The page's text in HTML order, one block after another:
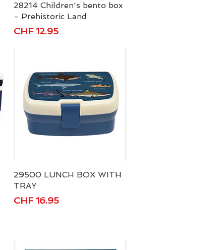
Schnellansicht
28214 Children's bento box
- Prehistoric Land
Preis
CHF 12.95
Schnellansicht
29500 LUNCH BOX WITH
TRAY
Preis
CHF 16.95